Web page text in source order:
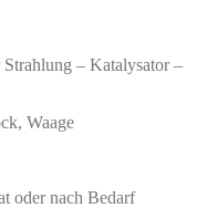
– Katalysator –
Waage
oder nach Bedarf